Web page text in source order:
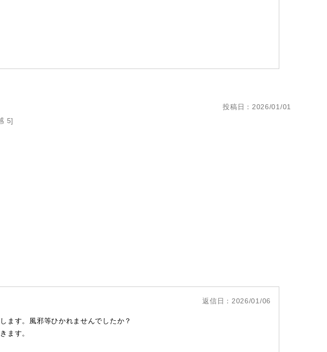
投稿日：2026/01/01
5]
返信日：2026/01/06
ます。風邪等ひかれませんでしたか？
ます。